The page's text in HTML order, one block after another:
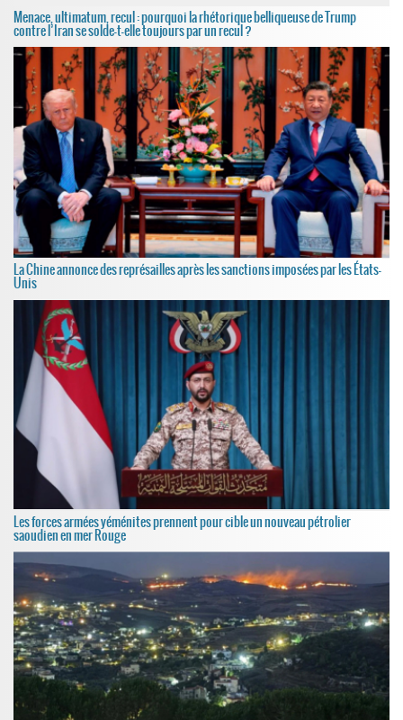
Menace, ultimatum, recul : pourquoi la rhétorique belliqueuse de Trump
contre l’Iran se solde-t-elle toujours par un recul ?
La Chine annonce des représailles après les sanctions imposées par les États-
Unis
Les forces armées yéménites prennent pour cible un nouveau pétrolier
saoudien en mer Rouge